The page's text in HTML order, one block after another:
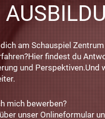
am Schauspiel
findest du
und
mich bewerben?
unser Onlineformular